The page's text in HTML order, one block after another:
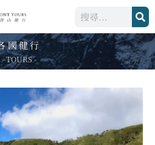
搜
國健行
- TOURS -